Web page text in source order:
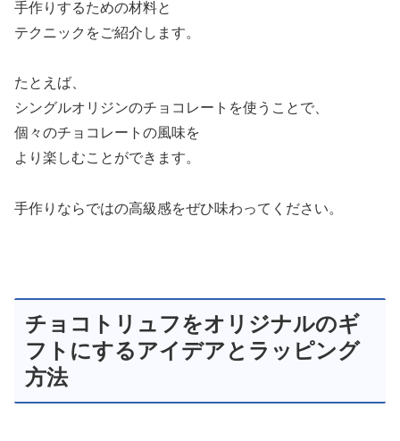
手作りするための材料と
テクニックをご紹介します。
たとえば、
シングルオリジンのチョコレートを使うことで、
個々のチョコレートの風味を
より楽しむことができます。
手作りならではの高級感をぜひ味わってください。
チョコトリュフをオリジナルのギ
フトにするアイデアとラッピング
方法